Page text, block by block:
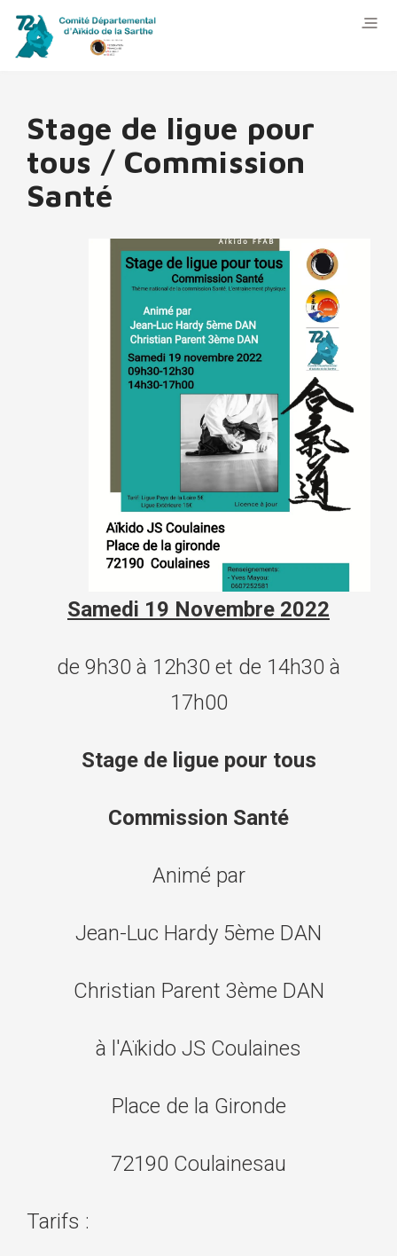
Stage de ligue pour
tous / Commission
Santé
Samedi 19 Novembre 2022
de 9h30 à 12h30 et de 14h30 à
17h00
Stage de ligue pour tous
Commission Santé
Animé par
Jean-Luc Hardy 5ème DAN
Christian Parent 3ème DAN
à l'Aïkido JS Coulaines
Place de la Gironde
72190 Coulainesau
Tarifs :